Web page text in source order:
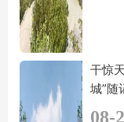
干惊
城”随
08-